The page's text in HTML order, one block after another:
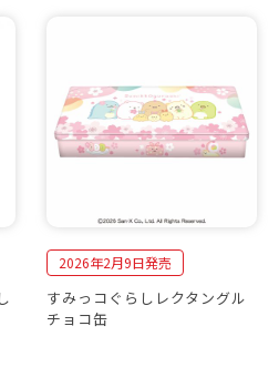
2026年2月9日発売
すみっコぐらしレクタングル
チョコ缶